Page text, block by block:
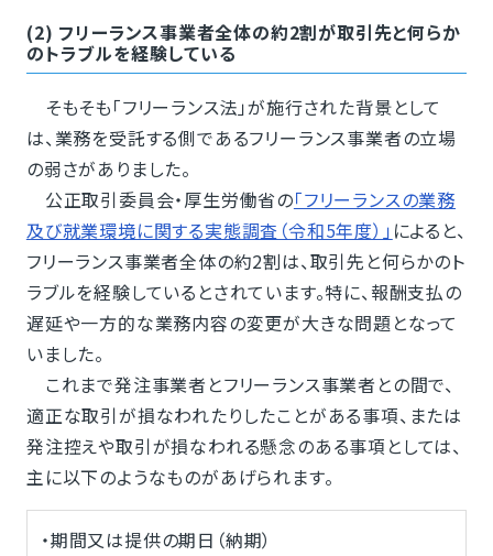
(2) フリーランス事業者全体の約2割が取引先と何らか
のトラブルを経験している
そもそも「フリーランス法」が施行された背景として
は、業務を受託する側であるフリーランス事業者の立場
の弱さがありました。
公正取引委員会・厚生労働省の「フリーランスの業務
及び就業環境に関する実態調査（令和5年度）」 によると、
フリーランス事業者全体の約2割は、取引先と何らかのト
ラブルを経験しているとされています。特に、報酬支払の
遅延や一方的な業務内容の変更が大きな問題となって
いました。
これまで発注事業者とフリーランス事業者との間で、
適正な取引が損なわれたりしたことがある事項、または
発注控えや取引が損なわれる懸念のある事項としては、
主に以下のようなものがあげられます。
・期間又は提供の期日（納期）